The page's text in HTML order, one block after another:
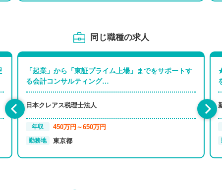
同じ職種の求人
「起業」から「東証プライム上場」までをサポートす
る会計コンサルティング…
日本クレアス税理士法人
年収 450万円～650万円
勤務地 東京都